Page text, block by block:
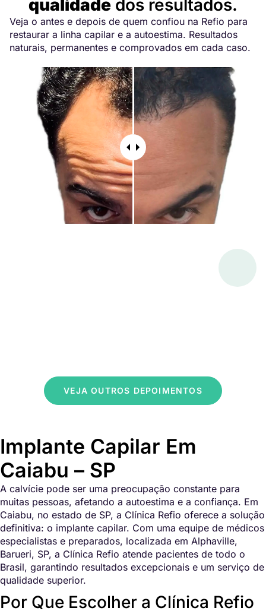
qualidade dos resultados.
Veja o antes e depois de quem confiou na Refio para
restaurar a linha capilar e a autoestima. Resultados
naturais, permanentes e comprovados em cada caso.
VEJA OUTROS DEPOIMENTOS
Implante Capilar Em
Caiabu – SP
A calvície pode ser uma preocupação constante para
muitas pessoas, afetando a autoestima e a confiança. Em
Caiabu, no estado de SP, a Clínica Refio oferece a solução
definitiva: o implante capilar. Com uma equipe de médicos
especialistas e preparados, localizada em Alphaville,
Barueri, SP, a Clínica Refio atende pacientes de todo o
Brasil, garantindo resultados excepcionais e um serviço de
qualidade superior.
Por Que Escolher a Clínica Refio